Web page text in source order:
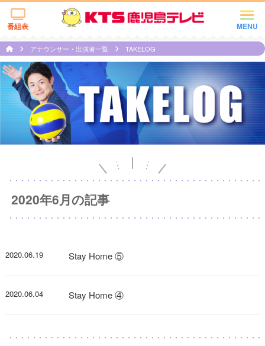
MENU
番組表
アナウンサー・出演者一覧 TAKELOG
2020年6月の記事
2020.06.19 Stay Home ⑤
2020.06.04 Stay Home ④